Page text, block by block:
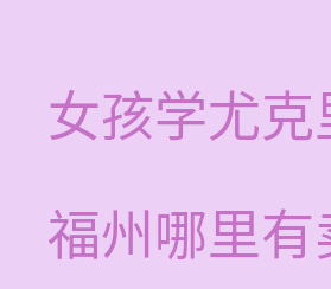
女孩学尤克
福州哪里